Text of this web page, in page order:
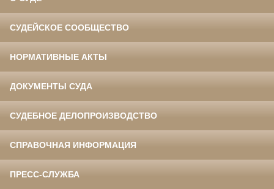
СУДЕЙСКОЕ СООБЩЕСТВО
НОРМАТИВНЫЕ АКТЫ
ДОКУМЕНТЫ СУДА
СУДЕБНОЕ ДЕЛОПРОИЗВОДСТВО
СПРАВОЧНАЯ ИНФОРМАЦИЯ
ПРЕСС-СЛУЖБА